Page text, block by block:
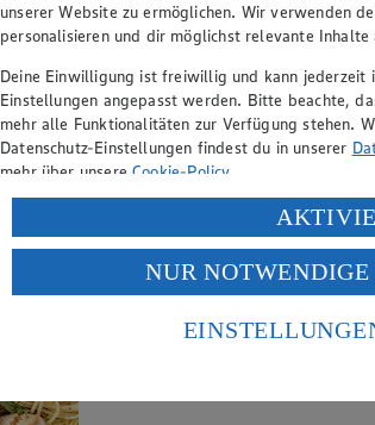
unserer Website zu ermöglichen. Wir verwenden
personalisieren und dir möglichst relevante
Deine Einwilligung ist freiwillig und kann jederzeit
Einstellungen angepasst werden. Bitte beachte,
mehr alle Funktionalitäten zur Verfügung stehen.
Datenschutz-Einstellungen findest du in unserer
mehr über unsereCookie-Policy.
Verarbeitung deiner personenbezogenen Daten in
Wenn du auf „Aktivieren“ klickst, willigst du im
ein, dass deine Daten in den USA verarbeitet
einem nach europäischen Standards nicht
Risiko eines Zugriffs durch US-amerikanische
NUR